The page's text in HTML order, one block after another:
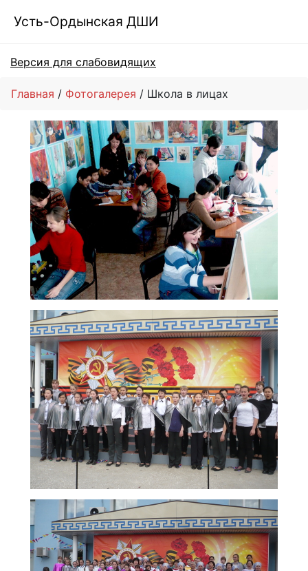
Усть-Ордынская ДШИ
Версия для слабовидящих
Главная Фотогалерея Школа в лицах